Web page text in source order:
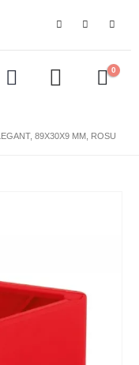
0
89X30X9 MM, ROSU